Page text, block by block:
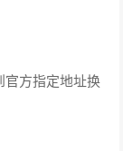
官方指定地址换